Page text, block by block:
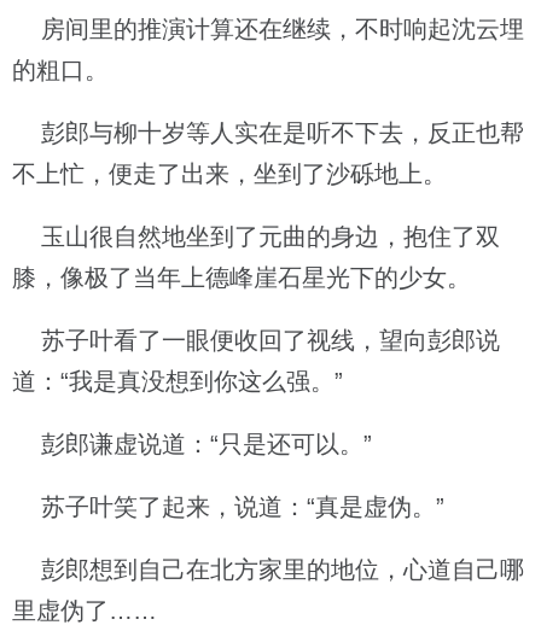
房间里的推演计算还在继续，不时响起沈云埋
的粗口。
彭郎与柳十岁等人实在是听不下去，反正也帮
不上忙，便走了出来，坐到了沙砾地上。
玉山很自然地坐到了元曲的身边，抱住了双
膝，像极了当年上德峰崖石星光下的少女。
苏子叶看了一眼便收回了视线，望向彭郎说
道：“我是真没想到你这么强。”
彭郎谦虚说道：“只是还可以。”
苏子叶笑了起来，说道：“真是虚伪。”
彭郎想到自己在北方家里的地位，心道自己哪
里虚伪了……